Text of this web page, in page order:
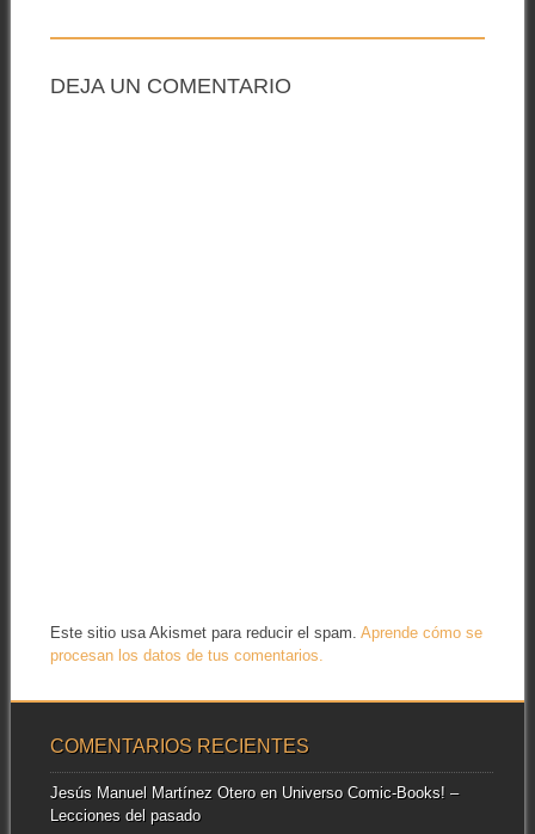
DEJA UN COMENTARIO
Este sitio usa Akismet para reducir el spam. Aprende cómo se
procesan los datos de tus comentarios.
COMENTARIOS RECIENTES
Jesús Manuel Martínez Oteroen Universo Comic-Books! –
Lecciones del pasado